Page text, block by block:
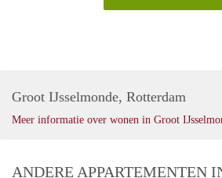
Groot IJsselmonde, Rotterdam
Meer informatie over wonen in Groot
ANDERE APPARTEMENTEN